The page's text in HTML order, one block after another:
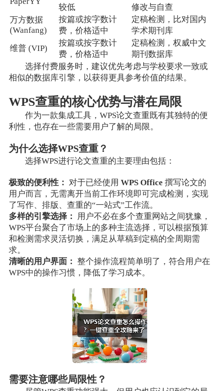
较低
修改与自查
万方数据
(Wanfang)
按篇或按字数计
费，价格适中
定稿检测，比对国内
学术期刊库
维普 (VIP)
按篇或按字数计
费，价格适中
定稿检测，权威中文
期刊数据库
选择付费服务时，建议优先考虑与学校要求一致或
相似的数据库引擎，以获得更具参考价值的结果。
WPS查重的核心优势与潜在局限
作为一款集成工具，WPS论文查重既有其独特的便
利性，也存在一些需要用户了解的局限。
为什么选择WPS查重？
选择WPS进行论文查重的主要理由包括：
极致的便利性： 对于已经使用 WPS Office 撰写论文的
用户而言，无需离开当前工作环境即可完成检测，实现
了写作、排版、查重的“一站式”工作流。
多样的引擎选择： 用户不必在多个查重网站之间犹豫，
WPS平台聚合了市场上的多种主流选择，可以根据预算
和检测需求灵活切换，满足从草稿到定稿的全周期需
求。
清晰的用户界面： 整个操作流程简单明了，符合用户在
WPS中的操作习惯，降低了学习成本。
需要注意哪些局限性？